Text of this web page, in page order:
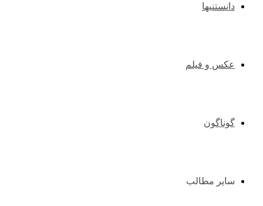
دانستنیها
عکس و فیلم
گوناگون
سایر مطالب